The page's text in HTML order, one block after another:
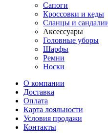
Сапоги
Кроссовки и кеды
Сланцы и
Аксессуары
Головные уборы
Шарфы
Ремни
Носки
О компании
Доставка
Оплата
Карта лояльности
Условия продажи
Контакты